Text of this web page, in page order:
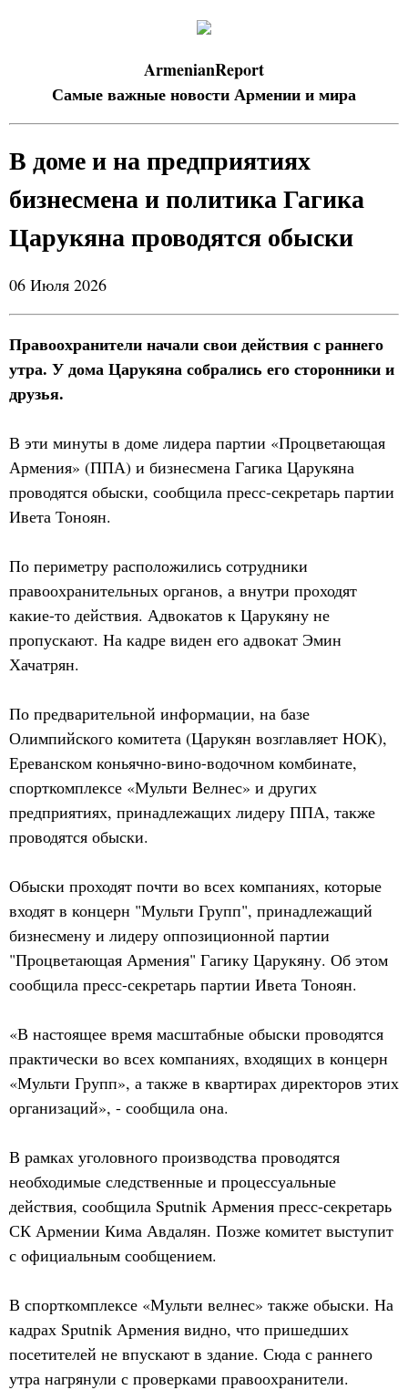
ArmenianReport
Самые важные новости Армении и мира
В доме и на предприятиях
бизнесмена и политика Гагика
Царукяна проводятся обыски
06 Июля 2026
Правоохранители начали свои действия с раннего
утра. У дома Царукяна собрались его сторонники и
друзья.
В эти минуты в доме лидера партии «Процветающая
Армения» (ППА) и бизнесмена Гагика Царукяна
проводятся обыски, сообщила пресс-секретарь партии
Ивета Тоноян.
По периметру расположились сотрудники
правоохранительных органов, а внутри проходят
какие-то действия. Адвокатов к Царукяну не
пропускают. На кадре виден его адвокат Эмин
Хачатрян.
По предварительной информации, на базе
Олимпийского комитета (Царукян возглавляет НОК),
Ереванском коньячно-вино-водочном комбинате,
спорткомплексе «Мульти Велнес» и других
предприятиях, принадлежащих лидеру ППА, также
проводятся обыски.
Обыски проходят почти во всех компаниях, которые
входят в концерн "Мульти Групп", принадлежащий
бизнесмену и лидеру оппозиционной партии
"Процветающая Армения" Гагику Царукяну. Об этом
сообщила пресс-секретарь партии Ивета Тоноян.
«В настоящее время масштабные обыски проводятся
практически во всех компаниях, входящих в концерн
«Мульти Групп», а также в квартирах директоров этих
организаций», - сообщила она.
В рамках уголовного производства проводятся
необходимые следственные и процессуальные
действия, сообщила Sputnik Армения пресс-секретарь
СК Армении Кима Авдалян. Позже комитет выступит
с официальным сообщением.
В спорткомплексе «Мульти велнес» также обыски. На
кадрах Sputnik Армения видно, что пришедших
посетителей не впускают в здание. Сюда с раннего
утра нагрянули с проверками правоохранители.